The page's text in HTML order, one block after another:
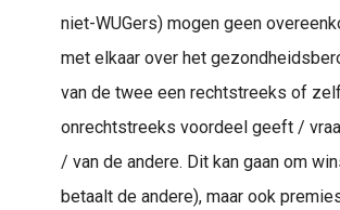
niet-WUGers) mogen geen
met elkaar over het
van de twee een rechtstreeks of
onrechtstreeks voordeel geeft /
/ van de andere. Dit kan gaan om
betaalt de andere), maar ook